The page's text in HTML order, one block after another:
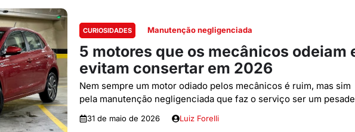
CURIOSIDADES Manutenção negligenciada
5 motores que os mecânicos odeiam
evitam consertar em 2026
Nem sempre um motor odiado pelos mecânicos é ruim, mas sim
pela manutenção negligenciada que faz o serviço ser um
31 de maio de 2026 Luiz Forelli